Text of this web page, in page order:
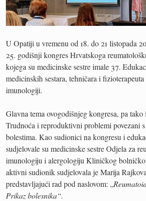
U Opatiji u vremenu od 18. do 21 listopada
25. godišnji kongres Hrvatskoga
kojega su medicinske sestre imale 37.
medicinskih sestara, tehničara i
imunologiji.
Glavna tema ovogodišnjeg kongresa, pa tako
Trudnoća i reproduktivni problemi povezani
bolestima. Kao sudionici na kongresu i
sudjelovale su medicinske sestre Odjela za
imunologiju i alergologiju Kliničkog
aktivni sudionik sudjelovala je Marija
predstavljajući rad pod naslovom: „
Prikaz bolesnika“.